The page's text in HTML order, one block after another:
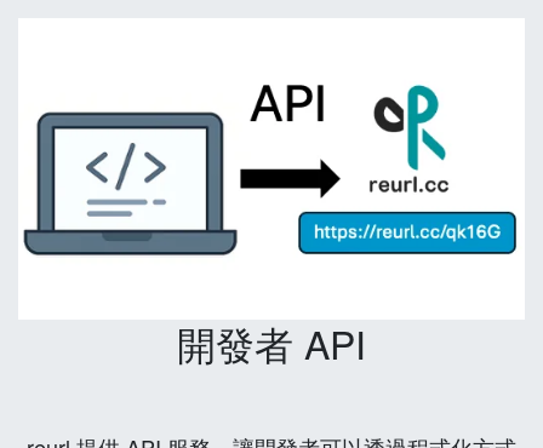
開發者 API